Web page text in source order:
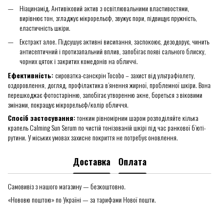
Ніацинамід. Антивіковий актив з освітлювальними властивостями,
вирівнює тон, згладжує мікрорельєф, звужує пори, підвищує пружність,
еластичність шкіри.
Екстракт алое. Підсушує активні висипання, заспокоює, дезодорує, чинить
антисептичний і протизапальний вплив, запобігає появі сального блиску,
чорних цяток і закритих комедонів на обличчі.
Ефективність:сироватка-санскрін Tocobo – захист від ультрафіолету,
оздоровлення, догляд, профілактика в’янення жирної, проблемної шкіри. Вона
перешкоджає фотостарінню, запобігає утворенню акне, бореться з віковими
змінами, покращує мікрорельєф/колір обличчя.
Спосіб застосування:тонким рівномірним шаром розподіляйте кілька
крапель Calming Sun Serum по чистій тонізованій шкірі під час ранкової б’юті-
рутини. У міських умовах захисне покриття не потребує оновлення.
Доставка Оплата
Самовивіз з нашого магазину — безкоштовно.
«Нововю поштою» по Україні — за тарифами Нової пошти.